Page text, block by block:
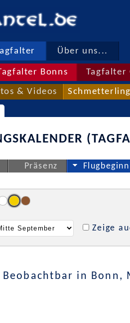
Über uns...
Bonns Tagfalter
& Videos
Präsenz Flugbeginn
Zeige
Beobachtbar in Bonn,